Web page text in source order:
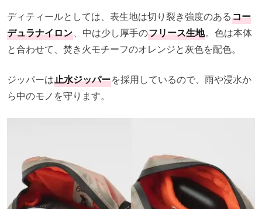
ディティールとしては、表生地は切り裂き強度のあるコー
デュラナイロン、中は少し厚手のフリース生地。色は本体
と合わせて、焚き火モチーフのオレンジと灰色を配色。
ジッパーは止水ジッパーを採用しているので、雨や浸水か
ら中のモノを守ります。